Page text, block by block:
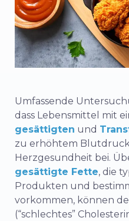
Umfassende
dass Lebensmittel mit
gesättigten und
zu erhöhtem
Herzgesundheit bei.
gesättigte Fette, die
Produkten und
vorkommen, können
(“schlechtes”